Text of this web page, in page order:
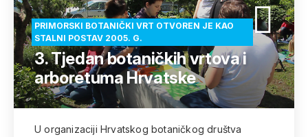
PRIMORSKI BOTANIČKI VRT OTVOREN JE KAO
STALNI POSTAV 2005. G.
3. Tjedan botaničkih vrtova i
arboretuma Hrvatske
U organizaciji Hrvatskog botaničkog društva